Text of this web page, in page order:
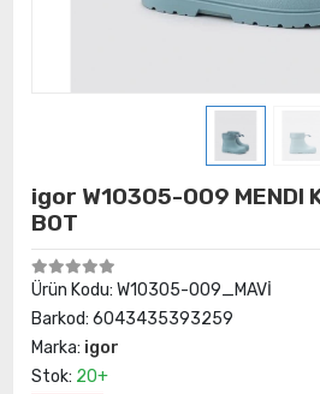
igor W10305-009 MENDI
BOT
Ürün Kodu: W10305-009_MAVİ
Barkod: 6043435393259
Marka: igor
Stok: 20+